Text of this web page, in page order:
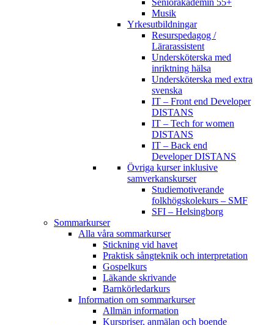
Seniorakademin 55+
Musik
Yrkesutbildningar
Resurspedagog /
Lärarassistent
Undersköterska med
inriktning hälsa
Undersköterska med extra
svenska
IT – Front end Developer
DISTANS
IT – Tech for women
DISTANS
IT – Back end
Developer DISTANS
Övriga kurser inklusive
samverkanskurser
Studiemotiverande
folkhögskolekurs – SMF
SFI – Helsingborg
Sommarkurser
Alla våra sommarkurser
Stickning vid havet
Praktisk sångteknik och interpretation
Gospelkurs
Läkande skrivande
Barnkörledarkurs
Information om sommarkurser
Allmän information
Kurspriser, anmälan och boende